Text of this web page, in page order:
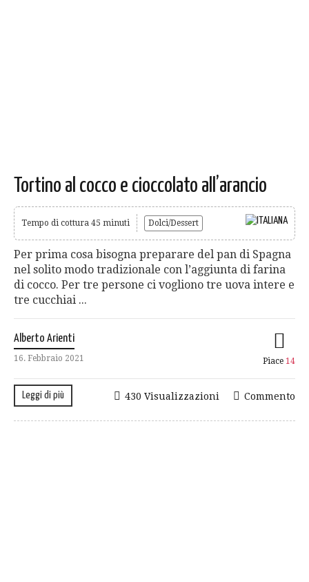
Tortino al cocco e cioccolato all’arancio
Tempo di cottura 45 minuti Dolci/Dessert
Per prima cosa bisogna preparare del pan di Spagna
nel solito modo tradizionale con l’aggiunta di farina
di cocco. Per tre persone ci vogliono tre uova intere e
tre cucchiai ...
Alberto Arienti
16. Febbraio 2021 Piace 14
Leggi di più Commento
430 Visualizzazioni